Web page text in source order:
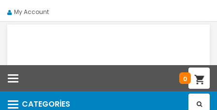
My Account
0
CATEGORIES
Categories